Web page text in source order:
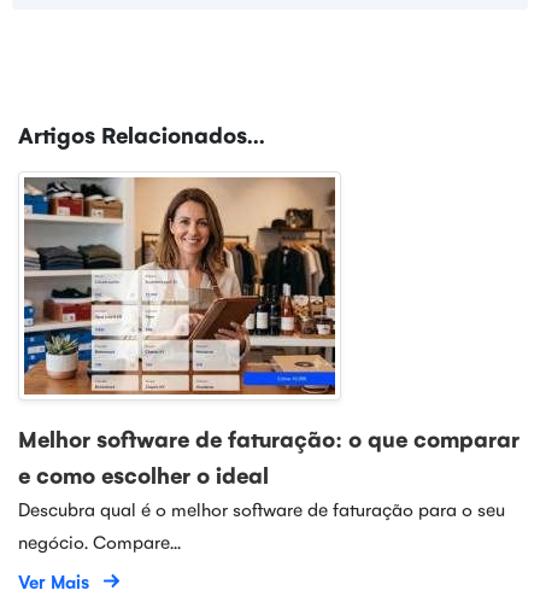
Artigos Relacionados...
Melhor software de faturação: o que comparar
e como escolher o ideal
Descubra qual é o melhor software de faturação para o seu
negócio. Compare...
Ver Mais